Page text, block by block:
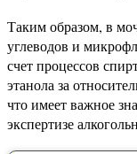
Таким образом, в
углеводов и
счет процессов
этанола за
что имеет важное
экспертизе